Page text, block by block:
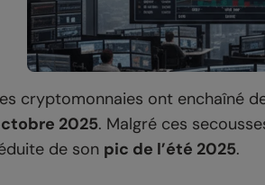
cryptomonnaies ont enchaîné
2025. Malgré ces
de son pic de l’été 2025.